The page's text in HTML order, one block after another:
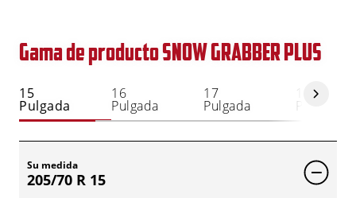
Gama de producto SNOW GRABBER PLUS
15
Pulgada
16
Pulgada
17
Pulgada Pulgada
Su medida
205/70 R 15